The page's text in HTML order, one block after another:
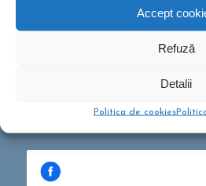
Accept
Refuză
Detalii
Politica de cookies
Drumeții montane pentru
februarie 13, 2020 - 5:21 pm